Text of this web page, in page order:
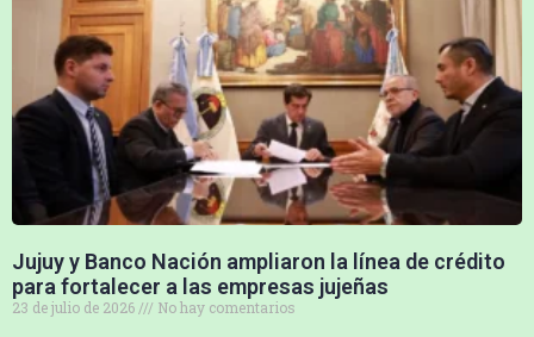
Jujuy y Banco Nación ampliaron la línea de crédito
para fortalecer a las empresas jujeñas
23 de julio de 2026 No hay comentarios